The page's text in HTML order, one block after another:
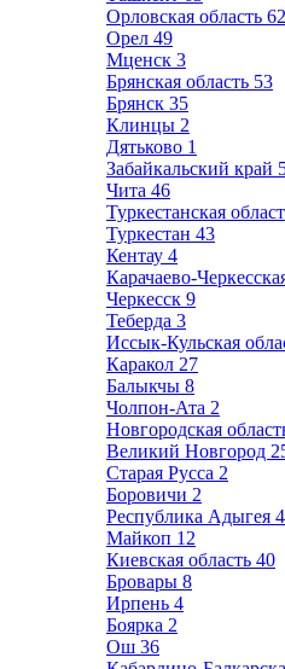
Орловская область 62
Орел 49
Мценск 3
Брянская область 53
Брянск 35
Клинцы 2
Дятьково 1
Забайкальский край
Чита 46
Туркестанская
Туркестан 43
Кентау 4
Карачаево-
Черкесск 9
Теберда 3
Иссык-Кульская
Каракол 27
Балыкчы 8
Чолпон-Ата 2
Новгородская
Великий Новгород
Старая Русса 2
Боровичи 2
Республика Адыгея
Майкоп 12
Киевская область 40
Бровары 8
Ирпень 4
Боярка 2
Ош 36